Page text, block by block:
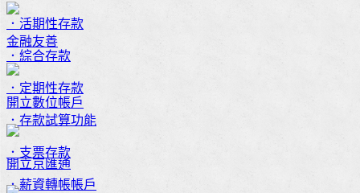
金融友善
開立數位帳戶
開立京匯通
．活期性存款
．綜合存款
．定期性存款
．存款試算功能
．支票存款
．薪資轉帳帳戶